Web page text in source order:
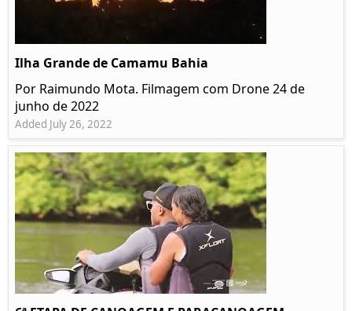
Ilha Grande de Camamu Bahia
Por Raimundo Mota. Filmagem com Drone 24 de
junho de 2022
Added July 26, 2022